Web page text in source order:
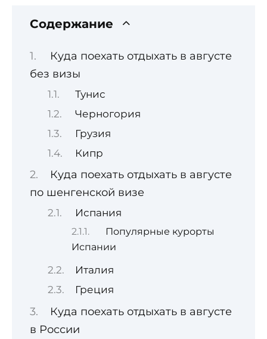
Содержание
Куда поехать отдыхать в августе
без визы
Тунис
Черногория
Грузия
Кипр
Куда поехать отдыхать в августе
по шенгенской визе
Испания
Популярные курорты
Испании
Италия
Греция
Куда поехать отдыхать в августе
в России